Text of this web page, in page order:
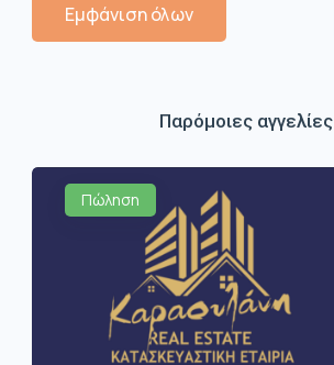
Εμφάνιση όλων
Παρόμοιες αγγελίες
Πώληση